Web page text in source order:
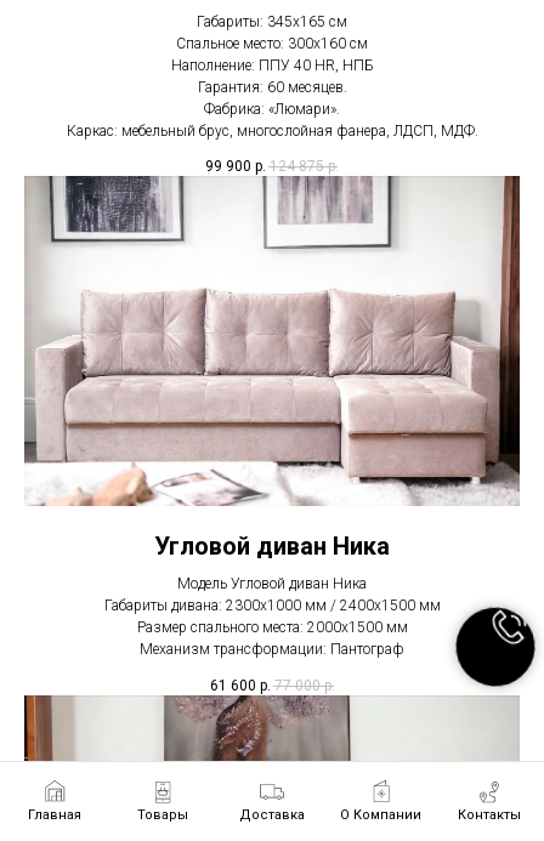
Главная Товары Доставка О Компании Контакты
Габариты: 345х165 см
Спальное место: 300х160 см
Наполнение: ППУ 40 HR, НПБ
Гарантия: 60 месяцев.
Фабрика: «Люмари».
Каркас: мебельный брус, многослойная фанера, ЛДСП, МДФ.
99 900 р. 124 875 р.
Угловой диван Ника
Модель Угловой диван Ника
Габариты дивана: 2300х1000 мм / 2400х1500 мм
Размер спального места: 2000х1500 мм
Механизм трансформации: Пантограф
61 600 р. 77 000 р.